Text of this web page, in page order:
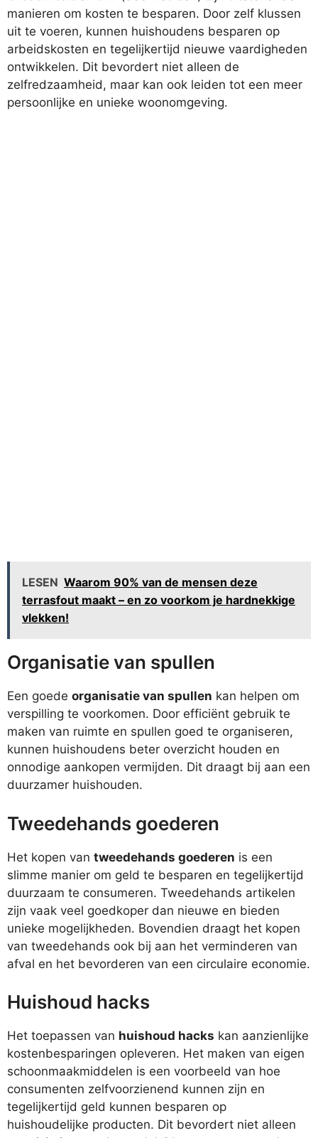
manieren om kosten te besparen. Door zelf klussen
uit te voeren, kunnen huishoudens besparen op
arbeidskosten en tegelijkertijd nieuwe vaardigheden
ontwikkelen. Dit bevordert niet alleen de
zelfredzaamheid, maar kan ook leiden tot een meer
persoonlijke en unieke woonomgeving.
LESEN Waarom 90% van de mensen deze
terrasfout maakt – en zo voorkom je hardnekkige
vlekken!
Organisatie van spullen
Een goede organisatie van spullen kan helpen om
verspilling te voorkomen. Door efficiënt gebruik te
maken van ruimte en spullen goed te organiseren,
kunnen huishoudens beter overzicht houden en
onnodige aankopen vermijden. Dit draagt bij aan een
duurzamer huishouden.
Tweedehands goederen
Het kopen van tweedehands goederen is een
slimme manier om geld te besparen en tegelijkertijd
duurzaam te consumeren. Tweedehands artikelen
zijn vaak veel goedkoper dan nieuwe en bieden
unieke mogelijkheden. Bovendien draagt het kopen
van tweedehands ook bij aan het verminderen van
afval en het bevorderen van een circulaire economie.
Huishoud hacks
Het toepassen van huishoud hacks kan aanzienlijke
kostenbesparingen opleveren. Het maken van eigen
schoonmaakmiddelen is een voorbeeld van hoe
consumenten zelfvoorzienend kunnen zijn en
tegelijkertijd geld kunnen besparen op
huishoudelijke producten. Dit bevordert niet alleen